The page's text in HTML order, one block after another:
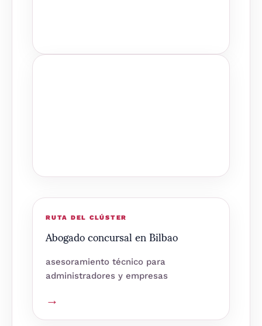
RUTA DEL CLÚSTER
Abogado concursal en Bilbao
asesoramiento técnico para
administradores y empresas
→